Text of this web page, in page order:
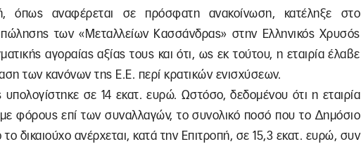
όπως αναφέρεται σε πρόσφατη ανακοίνωση, κατέληξε στο
των «Μεταλλείων Κασσάνδρας» στην Ελληνικός Χρυσός
αγοραίας αξίας τους και ότι, ως εκ τούτου, η εταιρία έλαβε
των κανόνων της E.E. περί κρατικών ενισχύσεων.
σε 14 εκατ. ευρώ. Ωστόσο, δεδομένου ότι η εταιρία
φόρους επί των συναλλαγών, το συνολικό ποσό που το Δημόσιο
δικαιούχο ανέρχεται, κατά την Επιτροπή, σε 15,3 εκατ. ευρώ, συν